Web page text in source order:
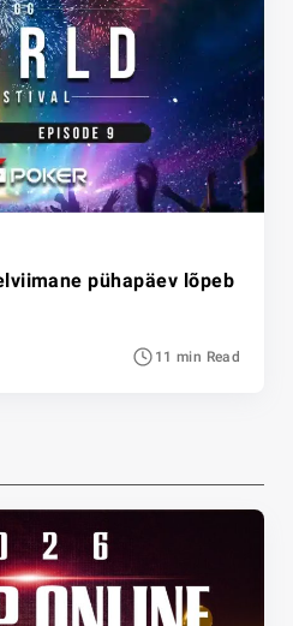
pühapäev lõpeb
11 min Read